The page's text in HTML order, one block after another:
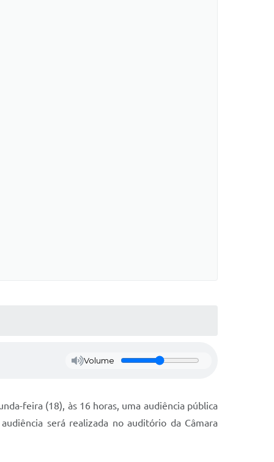
Volume
feira (18), às 16 horas, uma audiência pública
será realizada no auditório da Câmara